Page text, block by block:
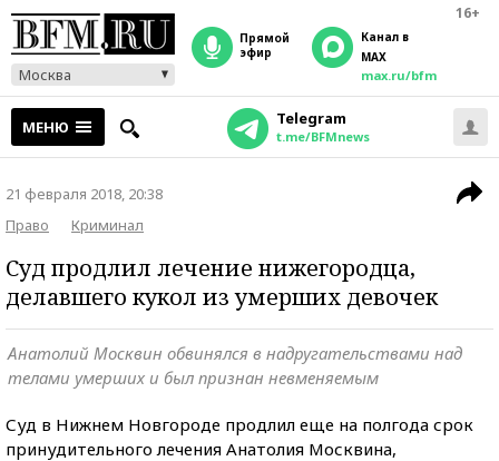
16+
Москва
прямой
эфир
Канал в
MAX
max.ru/bfm
МЕНЮ Telegram
t.me/BFMnews
21 февраля 2018, 20:38
Право
Криминал
Суд продлил лечение нижегородца,
делавшего кукол из умерших девочек
Анатолий Москвин обвинялся в надругательствами над
телами умерших и был признан невменяемым
Суд в Нижнем Новгороде продлил еще на полгода срок
принудительного лечения Анатолия Москвина,